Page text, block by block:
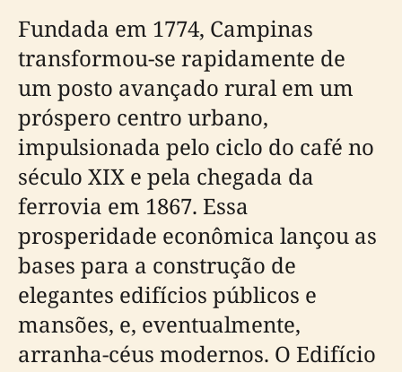
Fundada em 1774, Campinas
transformou-se rapidamente de
um posto avançado rural em um
próspero centro urbano,
impulsionada pelo ciclo do café no
século XIX e pela chegada da
ferrovia em 1867. Essa
prosperidade econômica lançou as
bases para a construção de
elegantes edifícios públicos e
mansões, e, eventualmente,
arranha-céus modernos. O Edifício